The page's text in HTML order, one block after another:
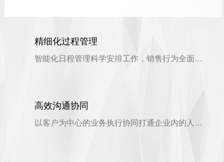
精细化过程管理
智能化日程管理科学安排工作，销售行为全面掌控，高效推动商业机会
高效沟通协同
以客户为中心的业务执行协同打通企业内的人与人、人与事，提高工作执行效率